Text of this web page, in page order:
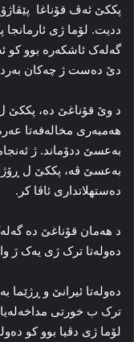
پککێ ئه‌ڤ قۆناغا
ددیت. لۆما ژی
گه‌له‌ک ئاشکه‌ره‌ بوو كو
دێ دەست ژ چه‌کان
د وێ قۆناغێ ده‌،
هه‌مبه‌ری مخاله‌فه‌تا
بەعسێ ددۆماند. ژ
بەعسێ ڤە، پککێ ل
ده‌ستهلاتداری ئاڤا کر.
د هه‌مان قۆناغێ ده‌
ده‌وله‌تا ترک ژی یه‌ک ژ
ده‌وله‌تا ئیرانێ و
ترک ب خورتی
لۆما ژی دڤیا بوو کو